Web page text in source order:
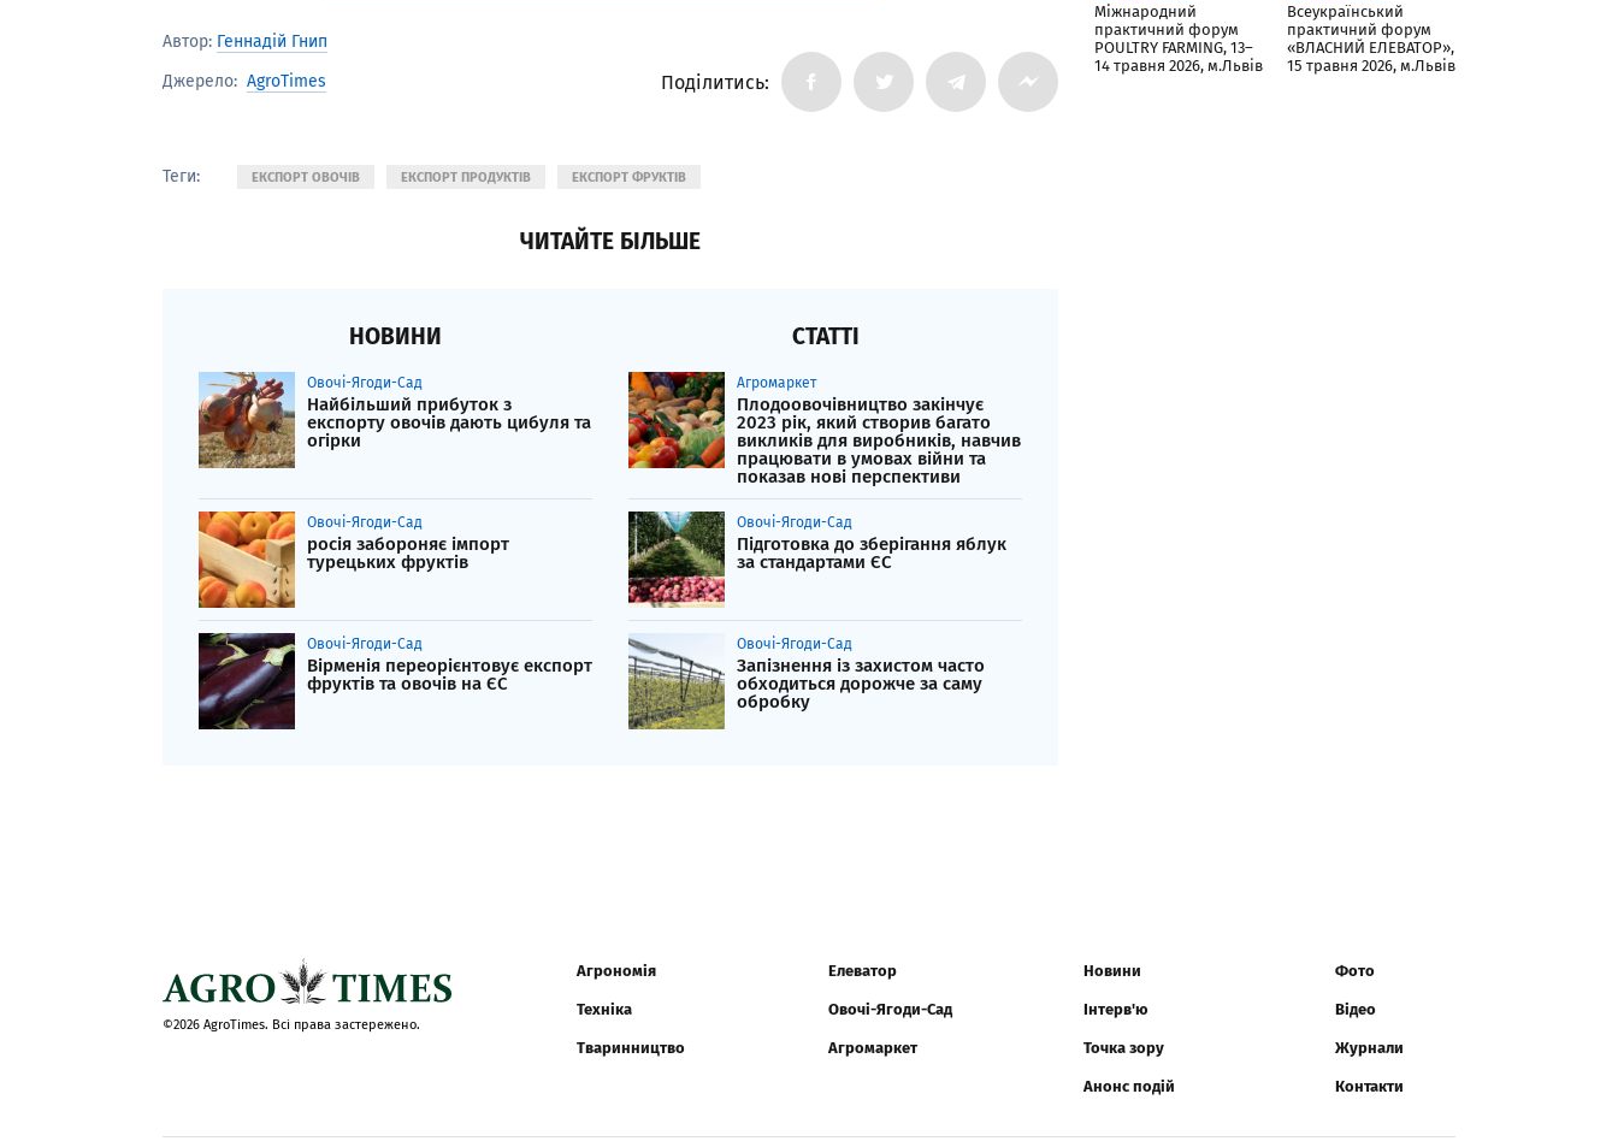
Автор: Геннадій Гнип
Джерело: AgroTimes Поділитись:
Теги: ЕКСПОРТ ОВОЧІВ ЕКСПОРТ ПРОДУКТІВ ЕКСПОРТ ФРУКТІВ
ЧИТАЙТЕ БІЛЬШЕ
НОВИНИ
Овочі-Ягоди-Сад
Найбільший прибуток з
експорту овочів дають цибуля та
огірки
Овочі-Ягоди-Сад
росія забороняє імпорт
турецьких фруктів
Овочі-Ягоди-Сад
Вірменія переорієнтовує експорт
фруктів та овочів на ЄС
СТАТТІ
Агромаркет
Плодоовочівництво закінчує
2023 рік, який створив багато
викликів для виробників, навчив
працювати в умовах війни та
показав нові перспективи
Овочі-Ягоди-Сад
Підготовка до зберігання яблук
за стандартами ЄС
Овочі-Ягоди-Сад
Запізнення із захистом часто
обходиться дорожче за саму
обробку
Міжнародний
практичний форум
POULTRY FARMING, 13–
14 травня 2026, м.Львів
Всеукраїнський
практичний форум
«ВЛАСНИЙ ЕЛЕВАТОР»,
15 травня 2026, м.Львів
©2026 AgroTimes. Всі права застережено.
Агрономія
Техніка
Тваринництво
Елеватор
Овочі-Ягоди-Сад
Агромаркет
Новини
Інтерв'ю
Точка зору
Анонс подій
Фото
Відео
Журнали
Контакти